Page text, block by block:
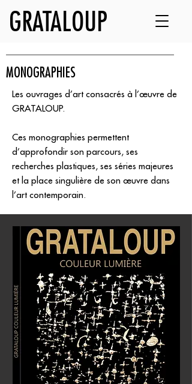
GRATALOUP
MONOGRAPHIES
Les ouvrages d’art consacrés à l’œuvre de
GRATALOUP.
Ces monographies permettent
d’approfondir son parcours, ses
recherches plastiques, ses séries majeures
et la place singulière de son œuvre dans
l’art contemporain.